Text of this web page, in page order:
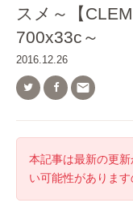
スメ～【
700x33c～
2016.12.26

本記事は最新の更
い可能性があります